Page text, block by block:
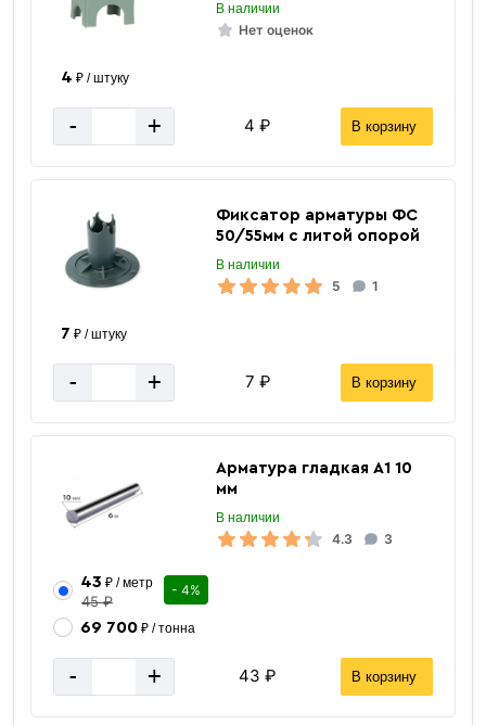
В наличии
Нет оценок
4 ₽ / штуку
- + 4 ₽ В корзину
Фиксатор арматуры ФС
50/55мм с литой опорой
В наличии
5 1
7 ₽ / штуку
- + 7 ₽ В корзину
Арматура гладкая А1 10
мм
В наличии
4.3 3
43 ₽ / метр
45 ₽
- 4%
69 700₽ / тонна
- + 43 ₽ В корзину